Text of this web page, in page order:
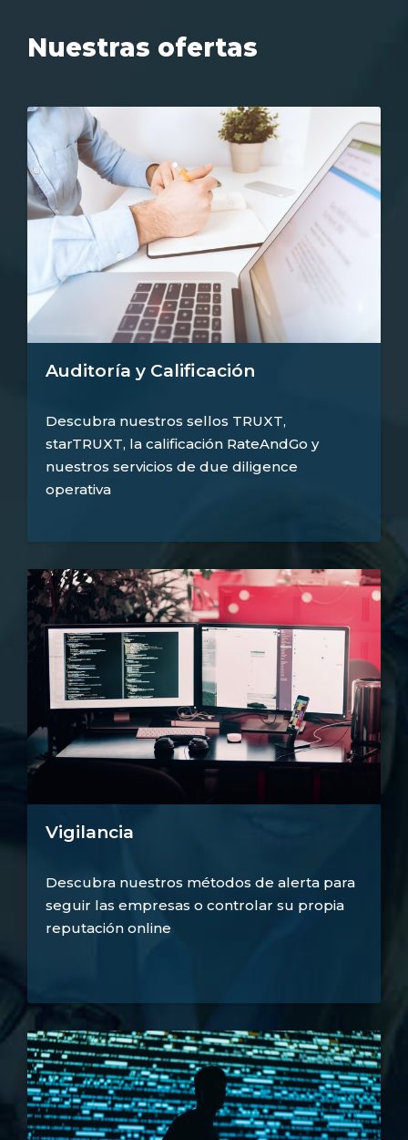
Nuestras ofertas
Auditoría y Calificación
Descubra nuestros sellos TRUXT,
starTRUXT, la calificación RateAndGo y
nuestros servicios de due diligence
operativa
Vigilancia
Descubra nuestros métodos de alerta para
seguir las empresas o controlar su propia
reputación online